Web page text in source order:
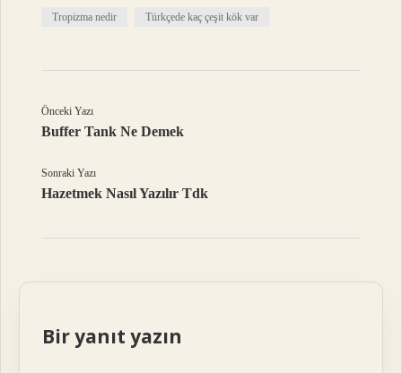
Tropizma nedir Türkçede kaç çeşit kök var
Önceki Yazı
Buffer Tank Ne Demek
Sonraki Yazı
Hazetmek Nasıl Yazılır Tdk
Bir yanıt yazın